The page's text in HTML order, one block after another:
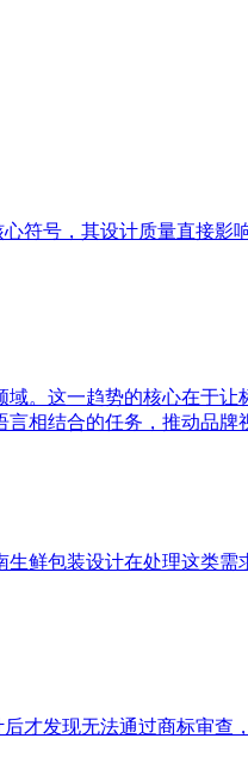
符号，其设计质量直接
。这一趋势的核心在于
相结合的任务，推动品牌
鲜包装设计在处理这类
发现无法通过商标审查